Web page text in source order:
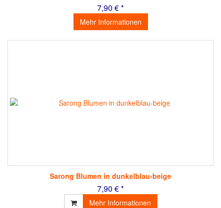
7,90 € *
Mehr Informationen
Sarong Blumen in dunkelblau-beige
7,90 € *
Mehr Informationen